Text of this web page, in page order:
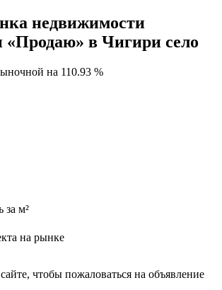
недвижимости
«Продаю» в Чигири село
на 110.93 %
за м²
на рынке
чтобы пожаловаться на объявление